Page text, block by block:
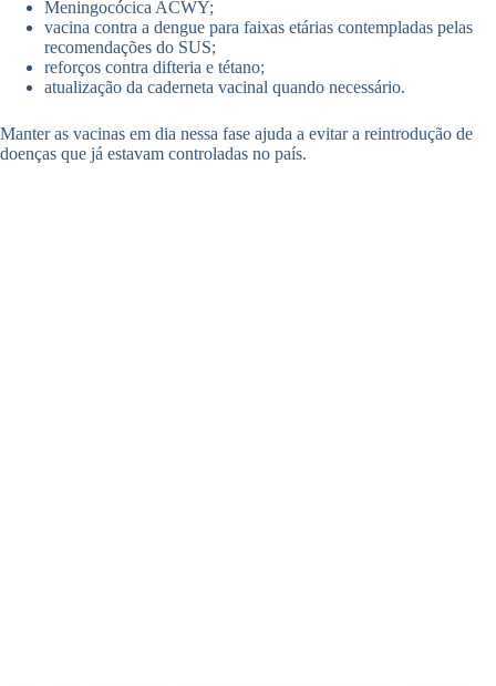
Meningocócica ACWY;
vacina contra a dengue para faixas etárias contempladas pelas
recomendações do SUS;
reforços contra difteria e tétano;
atualização da caderneta vacinal quando necessário.
Manter as vacinas em dia nessa fase ajuda a evitar a reintrodução de
doenças que já estavam controladas no país.